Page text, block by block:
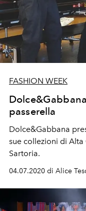
FASHION WEEK
passerella
Dolce&Gabbana
sue collezioni di
Sartoria.
04.07.2020 di Alice